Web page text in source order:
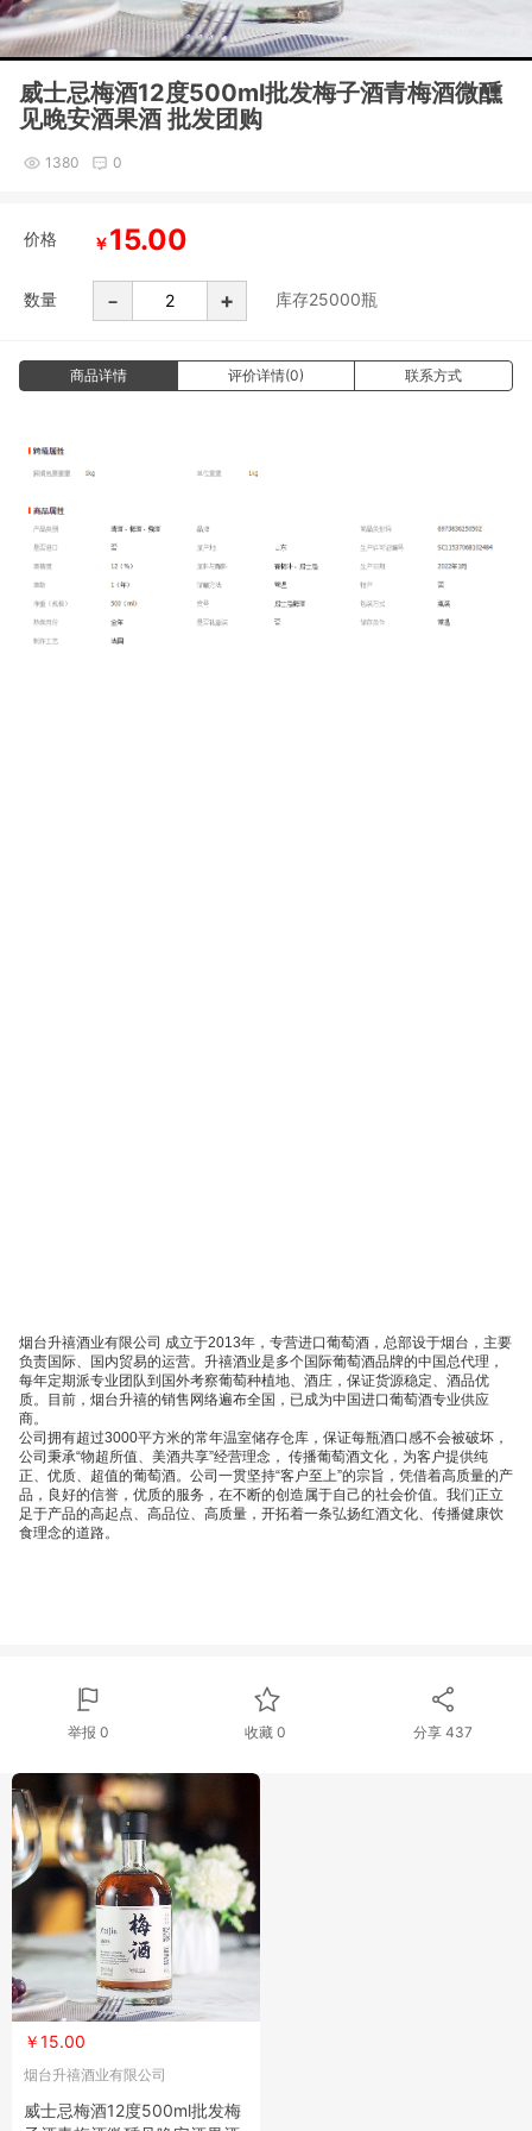
威士忌梅酒12度500ml批发梅子酒青梅酒微醺
见晚安酒果酒 批发团购
1380 0
价格 ￥15.00
数量 - + 库存25000瓶
商品详情 评价详情(0) 联系方式
烟台升禧酒业有限公司 成立于2013年，专营进口葡萄酒，总部设于烟台，主要
负责国际、国内贸易的运营。升禧酒业是多个国际葡萄酒品牌的中国总代理，
每年定期派专业团队到国外考察葡萄种植地、酒庄，保证货源稳定、酒品优
质。目前，烟台升禧的销售网络遍布全国，已成为中国进口葡萄酒专业供应
商。
公司拥有超过3000平方米的常年温室储存仓库，保证每瓶酒口感不会被破坏，
公司秉承“物超所值、美酒共享”经营理念， 传播葡萄酒文化，为客户提供纯
正、优质、超值的葡萄酒。公司一贯坚持“客户至上”的宗旨，凭借着高质量的产
品，良好的信誉，优质的服务，在不断的创造属于自己的社会价值。我们正立
足于产品的高起点、高品位、高质量，开拓着一条弘扬红酒文化、传播健康饮
食理念的道路。
举报 0 收藏 0 分享437
￥15.00
烟台升禧酒业有限公司
威士忌梅酒12度500ml批发梅